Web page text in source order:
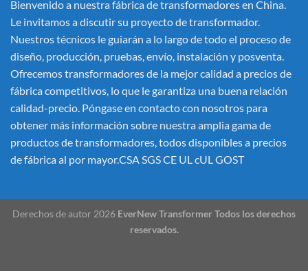
Bienvenido a nuestra fábrica de transformadores en China.
Le invitamos a discutir su proyecto de transformador.
Nuestros técnicos le guiarán a lo largo de todo el proceso de
diseño, producción, pruebas, envío, instalación y posventa.
Ofrecemos transformadores de la mejor calidad a precios de
fábrica competitivos, lo que le garantiza una buena relación
calidad-precio. Póngase en contacto con nosotros para
obtener más información sobre nuestra amplia gama de
productos de transformadores, todos disponibles a precios
de fábrica al por mayor.CSA SGS CE UL cUL GOST
Derechos de autor 2026 EverNew Transformer Todos los derechos
reservados.